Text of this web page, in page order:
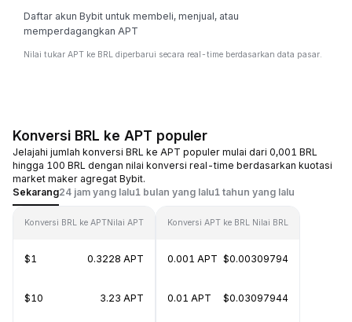
Daftar akun Bybit untuk membeli, menjual, atau
memperdagangkan APT
Nilai tukar APT ke BRL diperbarui secara real-time berdasarkan data pasar.
Konversi BRL ke APT populer
Jelajahi jumlah konversi BRL ke APT populer mulai dari 0,001 BRL
hingga 100 BRL dengan nilai konversi real-time berdasarkan kuotasi
market maker agregat Bybit.
Sekarang24 jam yang lalu1 bulan yang lalu1 tahun yang lalu
Konversi BRL ke APTNilai APT
$1 0.3228 APT
$10 3.23 APT
Konversi APT ke BRL Nilai BRL
0.001 APT $0.00309794
0.01 APT $0.03097944